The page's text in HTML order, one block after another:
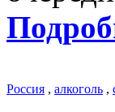
Россия , алкоголь ,